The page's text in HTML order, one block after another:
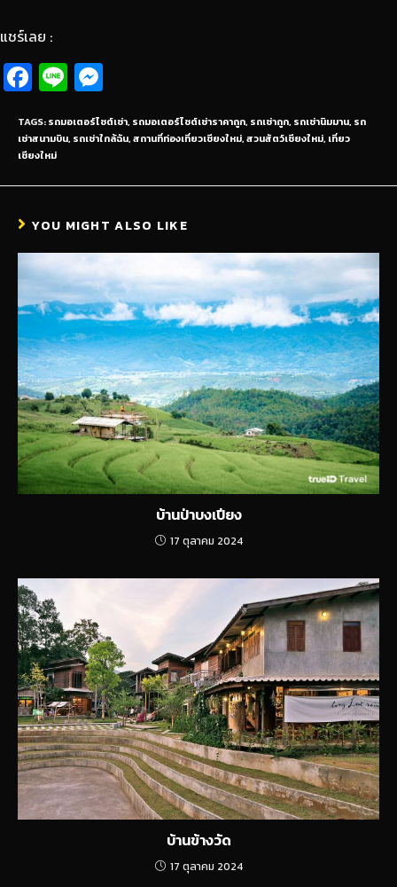
แชร์เลย :
Fa
ce
b
o
o
k
Li
n
e se
g
er
TAGS:รถมอเตอร์ไซต์เช่า, รถมอเตอร์ไซต์เช่าราคาถูก, รถเช่าถูก, รถเช่านิมมาน, รถ
เช่าสนามบิน, รถเช่าใกล้ฉัน,สถานที่ท่องเที่ยวเชียงใหม่,สวนสัตว์เชียงใหม่, เที่ยว
เชียงใหม่
YOU MIGHT ALSO LIKE
บ้านป่าบงเปียง
17 ตุลาคม 2024
บ้านข้างวัด
17 ตุลาคม 2024